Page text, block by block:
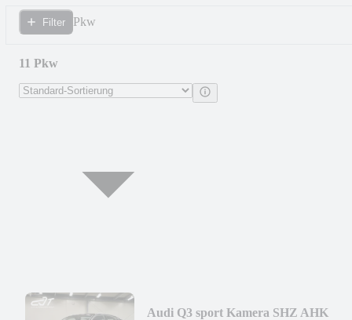
Filter Pkw
11 Pkw
Audi Q3 sport Kamera SHZ AHK